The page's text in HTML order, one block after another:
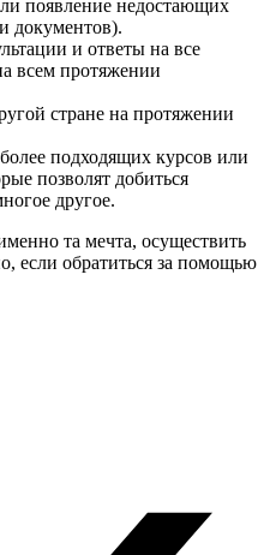
появление недостающих
документов).
и ответы на все
всем протяжении
стране на протяжении
подходящих курсов или
позволят добиться
другое.
та мечта, осуществить
если обратиться за помощью